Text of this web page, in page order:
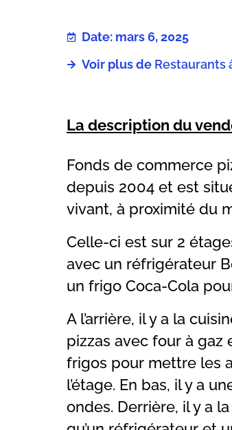
Date: mars 6, 2025
Voir plus de Restaurants
La description du
Fonds de commerce
depuis 2004 et est
vivant, à proximité du
Celle-ci est sur 2
avec un réfrigérateur
un frigo Coca-Cola
A l’arrière, il y a la
pizzas avec four à gaz
frigos pour mettre les
l’étage. En bas, il y a
ondes. Derrière, il y a